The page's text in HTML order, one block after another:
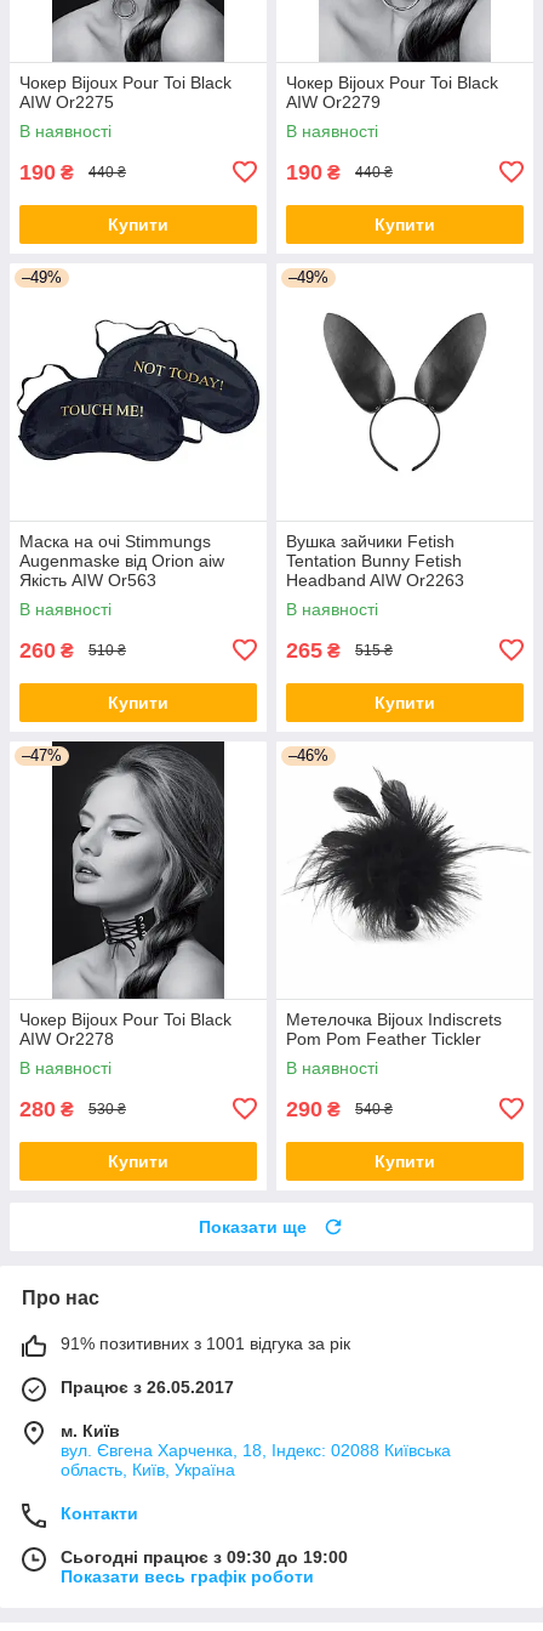
Чокер Bijoux Pour Toi Black
AIW Or2275
В наявності
190 ₴ 440 ₴
Купити
Чокер Bijoux Pour Toi Black
AIW Or2279
В наявності
190 ₴ 440 ₴
Купити
–49%
Маска на очі Stimmungs
Augenmaske від Orion aiw
Якість AIW Or563
В наявності
260 ₴ 510 ₴
Купити
–49%
Вушка зайчики Fetish
Tentation Bunny Fetish
Headband AIW Or2263
В наявності
265 ₴ 515 ₴
Купити
–47%
Чокер Bijoux Pour Toi Black
AIW Or2278
В наявності
280 ₴ 530 ₴
Купити
–46%
Метелочка Bijoux Indiscrets
Pom Pom Feather Tickler
В наявності
290 ₴ 540 ₴
Купити
Показати ще
Про нас
91% позитивних з 1001 відгука за рік
Працює з 26.05.2017
м. Київ
вул. Євгена Харченка, 18, Індекс: 02088 Київська
область, Київ, Україна
Контакти
Сьогодні працює з 09:30 до 19:00
Показати весь графік роботи